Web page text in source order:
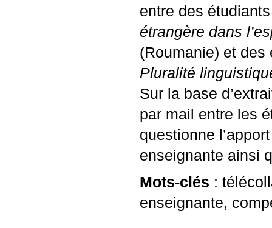
entre des
étrangère dans
(Roumanie) et des
Pluralité
Sur la base
par mail entre les
questionne
enseignante ainsi
Mots-clés :
enseignante,